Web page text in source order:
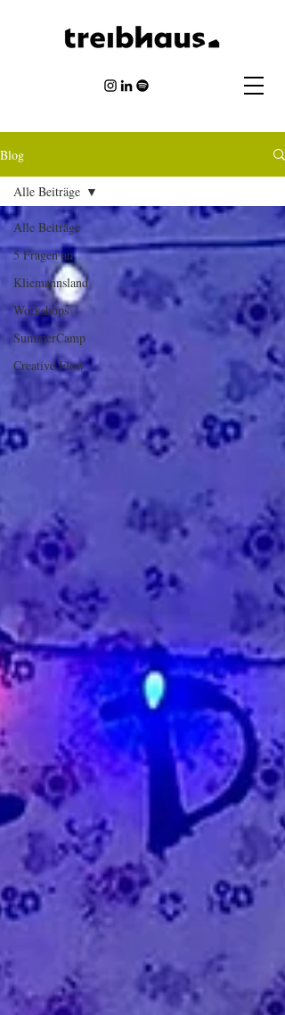
Blog
Alle Beiträge
5 Fragen an
Kliemannsland
Workshops
SummerCamp
Creative Flow
Alle Beiträge